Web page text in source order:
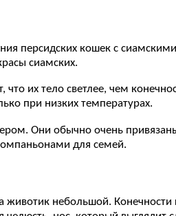
персидских кошек с
сиамских.
их тело светлее, чем
при низких температурах.
Они обычно очень
для семей.
небольшой. Конечности